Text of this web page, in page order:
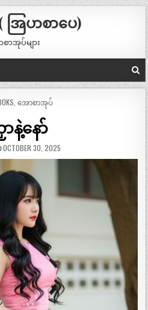
အြပာစာပေ)
ာအုပ်များ
အောစာအုပ်
နဲ့နော်
OCTOBER 30, 2025